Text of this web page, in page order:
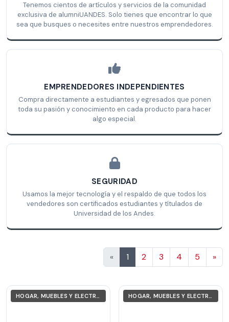
Tenemos cientos de artículos y servicios de la comunidad
exclusiva de alumniUANDES. Solo tienes que encontrar lo que
sea que busques o necesites entre nuestros emprendedores.
EMPRENDEDORES INDEPENDIENTES
Compra directamente a estudiantes y egresados que ponen
toda su pasión y conocimiento en cada producto para hacer
algo especial.
SEGURIDAD
Usamos la mejor tecnología y el respaldo de que todos los
vendedores son certificados estudiantes y títulados de
Universidad de los Andes.
« 1 2 3 4 5 »
HOGAR, MUEBLES Y ELECTRODOMÉSTICOS HOGAR, MUEBLES Y ELECTRODOMÉSTICOS